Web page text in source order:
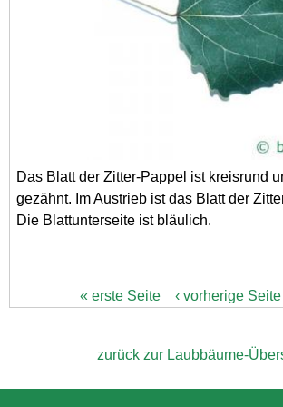
Das Blatt der Zitter-Pappel ist kreisrund
gezähnt. Im Austrieb ist das Blatt der
Die Blattunterseite ist bläulich.
« erste Seite ‹ vorherige Seite
zurück zur Laubbäume-